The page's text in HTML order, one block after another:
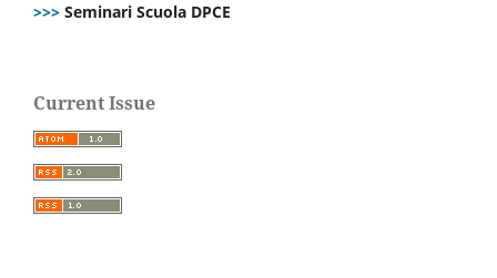
>>> Seminari Scuola DPCE
Current Issue